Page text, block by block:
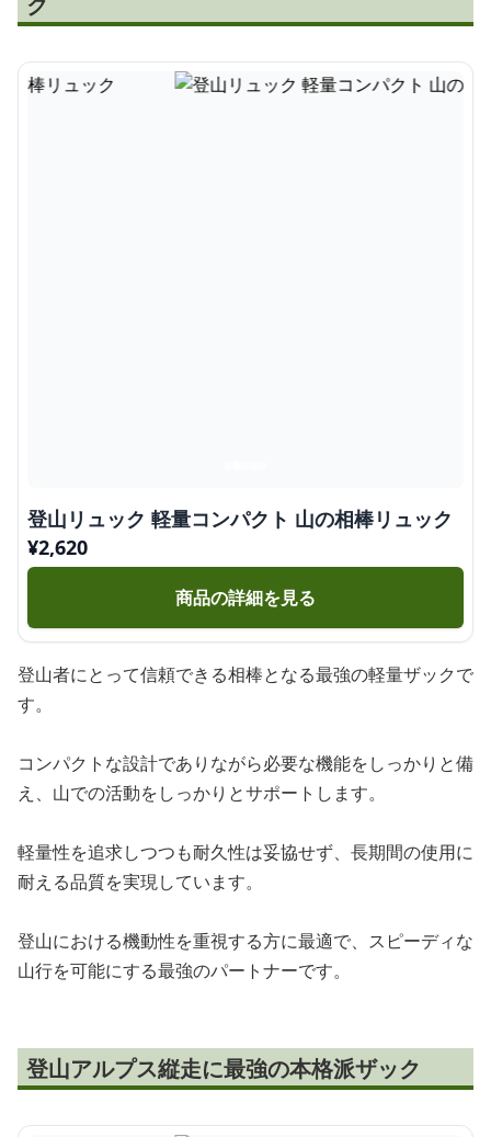
登山リュック 軽量コンパクト 山の相棒リュック
¥2,620
商品の詳細を見る
登山者にとって信頼できる相棒となる最強の軽量ザックで
す。
コンパクトな設計でありながら必要な機能をしっかりと備
え、山での活動をしっかりとサポートします。
軽量性を追求しつつも耐久性は妥協せず、長期間の使用に
耐える品質を実現しています。
登山における機動性を重視する方に最適で、スピーディな
山行を可能にする最強のパートナーです。
登山アルプス縦走に最強の本格派ザック